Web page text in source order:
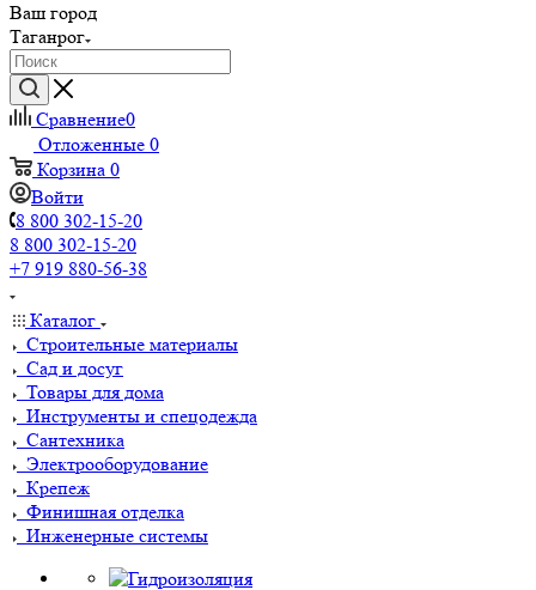
Ваш город
Таганрог
Сравнение0
Отложенные 0
Корзина 0
Войти
8 800 302-15-20
8 800 302-15-20
+7 919 880-56-38
Каталог
Строительные материалы
Сад и досуг
Товары для дома
Инструменты и спецодежда
Сантехника
Электрооборудование
Крепеж
Финишная отделка
Инженерные системы